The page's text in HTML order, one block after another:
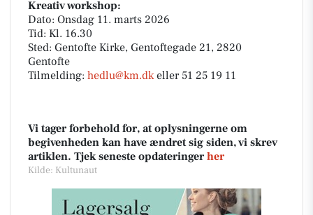
Kreativ workshop:
Dato: Onsdag 11. marts 2026
Tid: Kl. 16.30
Sted: Gentofte Kirke, Gentoftegade 21, 2820
Gentofte
Tilmelding: hedlu@km.dkeller 51 25 19 11
Vi tager forbehold for, at oplysningerne om
begivenheden kan have ændret sig siden, vi skrev
artiklen. Tjek seneste opdateringer her
Kilde: Kultunaut